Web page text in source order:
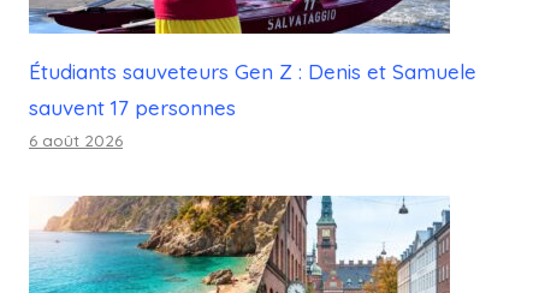
Étudiants sauveteurs Gen Z : Denis et Samuele
sauvent 17 personnes
6 août 2026